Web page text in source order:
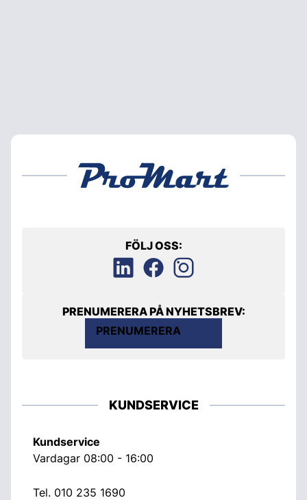
FÖLJ OSS:
PRENUMERERA PÅ NYHETSBREV:
PRENUMERERA
KUNDSERVICE
Kundservice
Vardagar 08:00 - 16:00
Tel. 010 235 1690